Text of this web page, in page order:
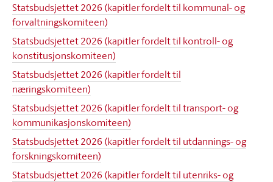
Statsbudsjettet 2026 (kapitler fordelt til kommunal- og
forvaltningskomiteen)
Statsbudsjettet 2026 (kapitler fordelt til kontroll- og
konstitusjonskomiteen)
Statsbudsjettet 2026 (kapitler fordelt til
næringskomiteen)
Statsbudsjettet 2026 (kapitler fordelt til transport- og
kommunikasjonskomiteen)
Statsbudsjettet 2026 (kapitler fordelt til utdannings- og
forskningskomiteen)
Statsbudsjettet 2026 (kapitler fordelt til utenriks- og